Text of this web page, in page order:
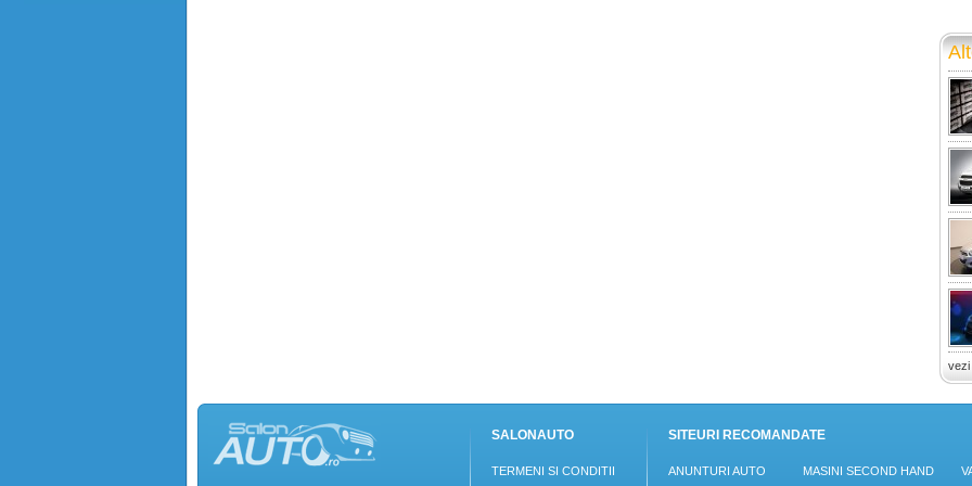
vezi
SALONAUTO
TERMENI SI CONDITII
SITEURI RECOMANDATE
ANUNTURI AUTO MASINI SECOND HAND